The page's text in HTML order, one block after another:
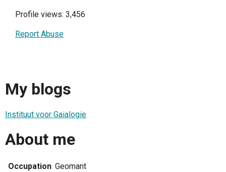
Profile views: 3,456
Report Abuse
My blogs
Instituut voor Gaialogie
About me
Occupation Geomant